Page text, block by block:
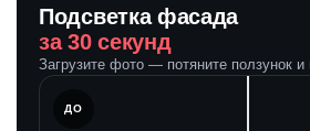
Подсветка фасада
за 30 секунд
Загрузите фото — потяните ползунок и
ДО